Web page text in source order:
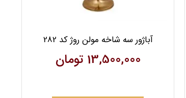
آباژور سه شاخه مولن روژ کد 282
13,500,000 تومان